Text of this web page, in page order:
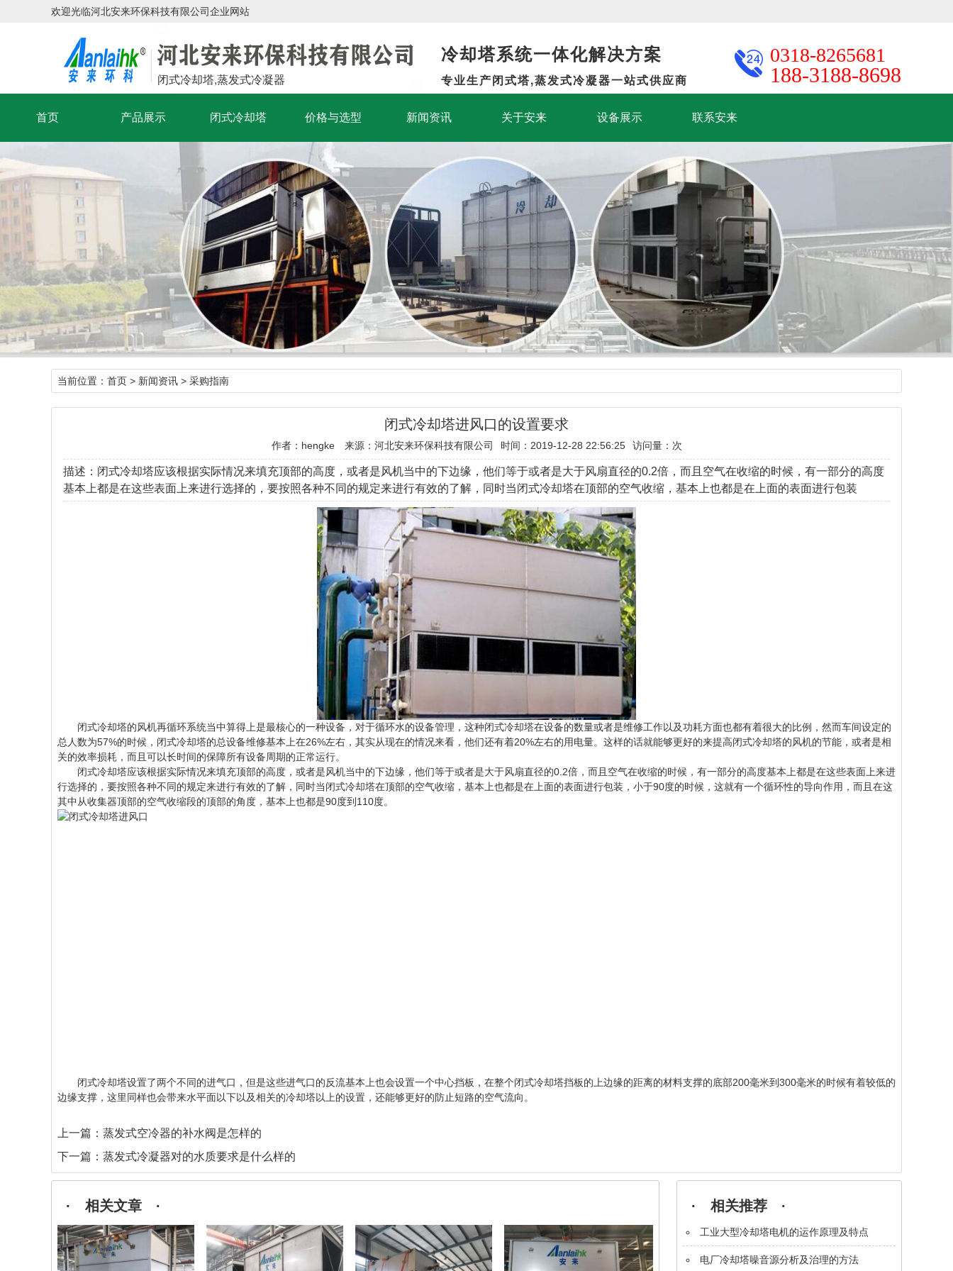
欢迎光临河北安来环保科技有限公司企业网站
闭式冷却塔,蒸发式冷凝器
冷却塔系统一体化解决方案
专业生产闭式塔,蒸发式冷凝器一站式供应商
0318-8265681
188-3188-8698
首页 产品展示 闭式冷却塔 价格与选型 新闻资讯 关于安来 设备展示 联系安来
当前位置： 首页 > 新闻资讯 > 采购指南
闭式冷却塔进风口的设置要求
作者：hengke 来源：河北安来环保科技有限公司 时间：2019-12-28 22:56:25 访问量： 次
描述：闭式冷却塔应该根据实际情况来填充顶部的高度，或者是风机当中的下边缘，他们等于或者是大于风扇直径的0.2倍，而且空气在收缩的时候，有一部分的高度
基本上都是在这些表面上来进行选择的，要按照各种不同的规定来进行有效的了解，同时当闭式冷却塔在顶部的空气收缩，基本上也都是在上面的表面进行包装
闭式冷却塔的风机再循环系统当中算得上是最核心的一种设备，对于循环水的设备管理，这种闭式冷却塔在设备的数量或者是维修工作以及功耗方面也都有着很大的比例，然而车间设定的
总人数为57%的时候，闭式冷却塔的总设备维修基本上在26%左右，其实从现在的情况来看，他们还有着20%左右的用电量。这样的话就能够更好的来提高闭式冷却塔的风机的节能，或者是相
关的效率损耗，而且可以长时间的保障所有设备周期的正常运行。
闭式冷却塔应该根据实际情况来填充顶部的高度，或者是风机当中的下边缘，他们等于或者是大于风扇直径的0.2倍，而且空气在收缩的时候，有一部分的高度基本上都是在这些表面上来进
行选择的，要按照各种不同的规定来进行有效的了解，同时当闭式冷却塔在顶部的空气收缩，基本上也都是在上面的表面进行包装，小于90度的时候，这就有一个循环性的导向作用，而且在这
其中从收集器顶部的空气收缩段的顶部的角度，基本上也都是90度到110度。
闭式冷却塔设置了两个不同的进气口，但是这些进气口的反流基本上也会设置一个中心挡板，在整个闭式冷却塔挡板的上边缘的距离的材料支撑的底部200毫米到300毫米的时候有着较低的
边缘支撑，这里同样也会带来水平面以下以及相关的冷却塔以上的设置，还能够更好的防止短路的空气流向。
上一篇： 蒸发式空冷器的补水阀是怎样的
下一篇： 蒸发式冷凝器对的水质要求是什么样的
· 相关文章 · · 相关推荐 ·
工业大型冷却塔电机的运作原理及特点
电厂冷却塔噪音源分析及治理的方法